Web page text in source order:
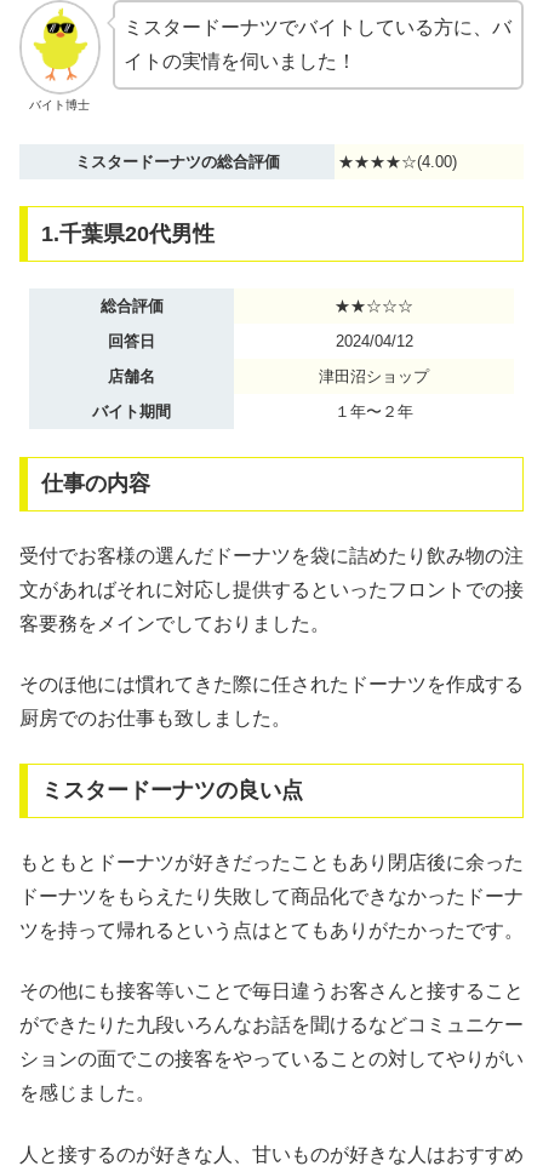
バイト博士
ミスタードーナツでバイトしている方に、バ
イトの実情を伺いました！
ミスタードーナツの総合評価 ★★★★☆(4.00)
1.千葉県20代男性
総合評価
★★☆☆☆
回答日
2024/04/12
店舗名
津田沼ショップ
バイト期間
１年〜２年
仕事の内容
受付でお客様の選んだドーナツを袋に詰めたり飲み物の注
文があればそれに対応し提供するといったフロントでの接
客要務をメインでしておりました。
そのほ他には慣れてきた際に任されたドーナツを作成する
厨房でのお仕事も致しました。
ミスタードーナツの良い点
もともとドーナツが好きだったこともあり閉店後に余った
ドーナツをもらえたり失敗して商品化できなかったドーナ
ツを持って帰れるという点はとてもありがたかったです。
その他にも接客等いことで毎日違うお客さんと接すること
ができたりた九段いろんなお話を聞けるなどコミュニケー
ションの面でこの接客をやっていることの対してやりがい
を感じました。
人と接するのが好きな人、甘いものが好きな人はおすすめ